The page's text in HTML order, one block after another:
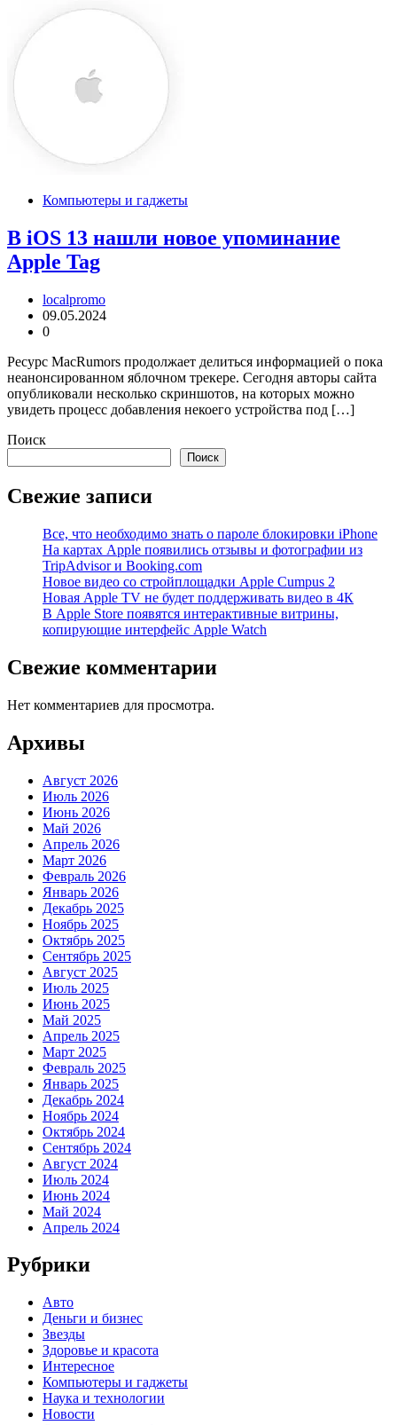
Компьютеры и гаджеты
В iOS 13 нашли новое упоминание
Apple Tag
localpromo
09.05.2024
0
Ресурс MacRumors продолжает делиться информацией о пока
неанонсированном яблочном трекере. Сегодня авторы сайта
опубликовали несколько скриншотов, на которых можно
увидеть процесс добавления некоего устройства под […]
Поиск
Поиск
Свежие записи
Все, что необходимо знать о пароле блокировки iPhone
На картах Apple появились отзывы и фотографии из
TripAdvisor и Booking.com
Новое видео со стройплощадки Apple Cumpus 2
Новая Apple TV не будет поддерживать видео в 4К
В Apple Store появятся интерактивные витрины,
копирующие интерфейс Apple Watch
Свежие комментарии
Нет комментариев для просмотра.
Архивы
Август 2026
Июль 2026
Июнь 2026
Май 2026
Апрель 2026
Март 2026
Февраль 2026
Январь 2026
Декабрь 2025
Ноябрь 2025
Октябрь 2025
Сентябрь 2025
Август 2025
Июль 2025
Июнь 2025
Май 2025
Апрель 2025
Март 2025
Февраль 2025
Январь 2025
Декабрь 2024
Ноябрь 2024
Октябрь 2024
Сентябрь 2024
Август 2024
Июль 2024
Июнь 2024
Май 2024
Апрель 2024
Рубрики
Авто
Деньги и бизнес
Звезды
Здоровье и красота
Интересное
Компьютеры и гаджеты
Наука и технологии
Новости